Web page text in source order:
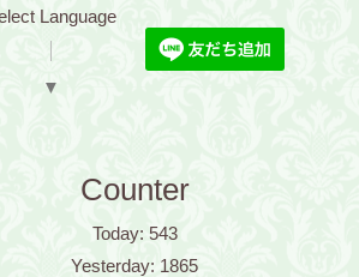
Language
▼
Counter
Today: 543
Yesterday: 1865